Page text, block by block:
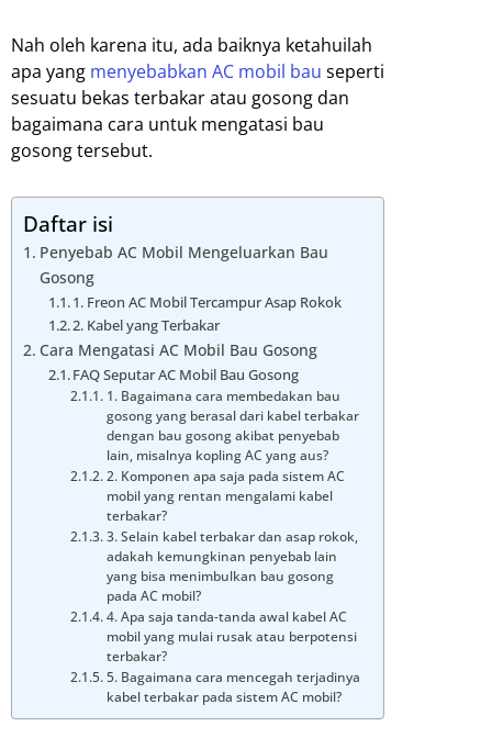
Nah oleh karena itu, ada baiknya ketahuilah
apa yang menyebabkan AC mobil bau seperti
sesuatu bekas terbakar atau gosong dan
bagaimana cara untuk mengatasi bau
gosong tersebut.
Daftar isi
Penyebab AC Mobil Mengeluarkan Bau
Gosong
1. Freon AC Mobil Tercampur Asap Rokok
2. Kabel yang Terbakar
Cara Mengatasi AC Mobil Bau Gosong
FAQ Seputar AC Mobil Bau Gosong
1. Bagaimana cara membedakan bau
gosong yang berasal dari kabel terbakar
dengan bau gosong akibat penyebab
lain, misalnya kopling AC yang aus?
2. Komponen apa saja pada sistem AC
mobil yang rentan mengalami kabel
terbakar?
3. Selain kabel terbakar dan asap rokok,
adakah kemungkinan penyebab lain
yang bisa menimbulkan bau gosong
pada AC mobil?
4. Apa saja tanda-tanda awal kabel AC
mobil yang mulai rusak atau berpotensi
terbakar?
5. Bagaimana cara mencegah terjadinya
kabel terbakar pada sistem AC mobil?